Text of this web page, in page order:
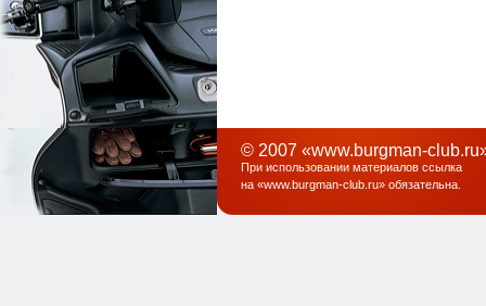
© 2007 «www.burgman-
При использовании материалов ссылка
на «www.burgman-club.ru» обязательна